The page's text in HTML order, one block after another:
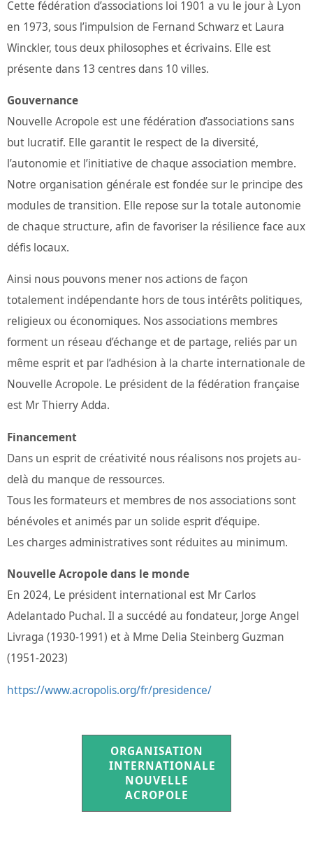
Cette fédération d’associations loi 1901 a vu le jour à Lyon
en 1973, sous l’impulsion de Fernand Schwarz et Laura
Winckler, tous deux philosophes et écrivains. Elle est
présente dans 13 centres dans 10 villes.
Gouvernance
Nouvelle Acropole est une fédération d’associations sans
but lucratif. Elle garantit le respect de la diversité,
l’autonomie et l’initiative de chaque association membre.
Notre organisation générale est fondée sur le principe des
modules de transition. Elle repose sur la totale autonomie
de chaque structure, afin de favoriser la résilience face aux
défis locaux.
Ainsi nous pouvons mener nos actions de façon
totalement indépendante hors de tous intérêts politiques,
religieux ou économiques. Nos associations membres
forment un réseau d’échange et de partage, reliés par un
même esprit et par l’adhésion à la charte internationale de
Nouvelle Acropole. Le président de la fédération française
est Mr Thierry Adda.
Financement
Dans un esprit de créativité nous réalisons nos projets au-
delà du manque de ressources.
Tous les formateurs et membres de nos associations sont
bénévoles et animés par un solide esprit d’équipe.
Les charges administratives sont réduites au minimum.
Nouvelle Acropole dans le monde
En 2024, Le président international est Mr Carlos
Adelantado Puchal. Il a succédé au fondateur, Jorge Angel
Livraga (1930-1991) et à Mme Delia Steinberg Guzman
(1951-2023)
https://www.acropolis.org/fr/presidence/
ORGANISATION
INTERNATIONALE
NOUVELLE
ACROPOLE